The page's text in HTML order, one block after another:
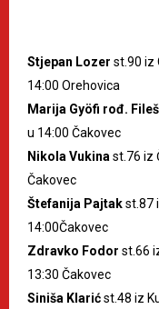
Stjepan Lozer st.90 iz
14:00 Orehovica
Marija Gyöfi rođ. Fileš
u 14:00 Čakovec
Nikola Vukina st.76 iz
Čakovec
Štefanija Pajtakst.87
14:00Čakovec
Zdravko Fodor st.66
13:30 Čakovec
Siniša Klarićst.48 iz